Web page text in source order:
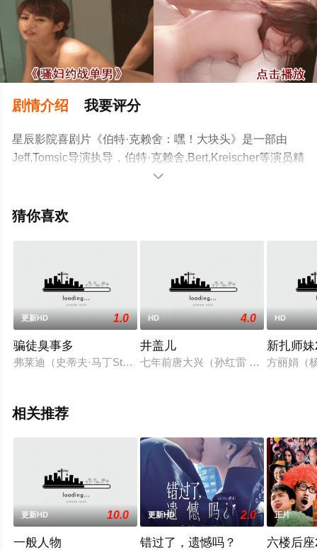
剧情介绍 我要评分
星辰影院喜剧片《伯特·克赖舍：嘿！大块头》是一部由
Jeff,Tomsic导演执导，伯特·克赖舍,Bert,Kreischer等演员精
彩演绎的美国电影，手机免费观看高清无删减完整版电影
猫或剧情网等平台了解。

猜你喜欢
更新HD 1.0
骗徒臭事多
弗莱迪（史蒂夫·马丁SteveMartin饰）和劳伦斯（迈克尔·凯恩
HD 4.0
井盖儿
七年前唐大兴（孙红雷 饰）因故意
HD
新扎师妹
方丽娟（
相关推荐
更新HD 10.0
一般人物
更新HD 2.0
错过了，遗憾吗？
正片
六楼后